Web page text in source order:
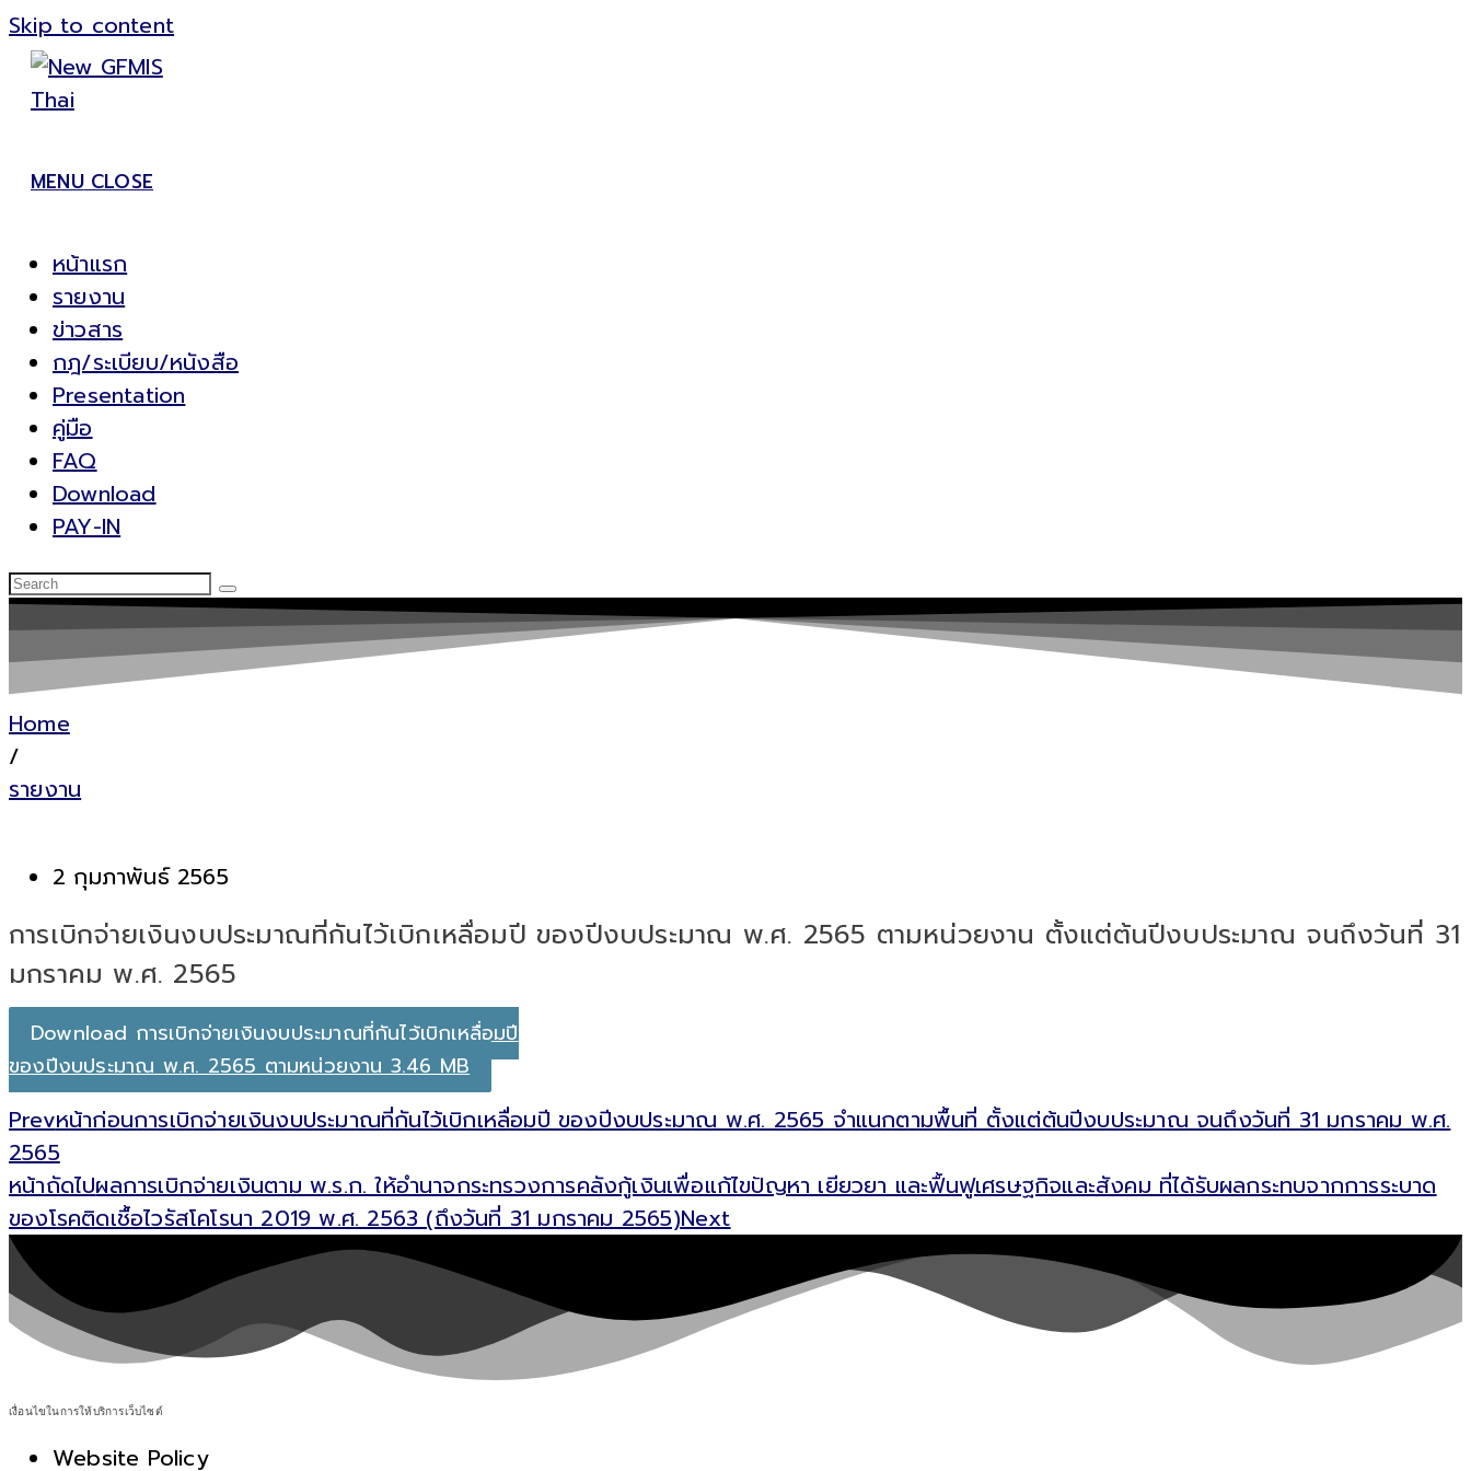
Skip to content
MENU CLOSE
หน้าแรก
รายงาน
ข่าวสาร
กฎ/ระเบียบ/หนังสือ
Presentation
คู่มือ
FAQ
Download
PAY-IN
Home
/
รายงาน
2 กุมภาพันธ์ 2565
การเบิกจ่ายเงินงบประมาณที่กันไว้เบิกเหลื่อมปี ของปีงบประมาณ พ.ศ. 2565 ตามหน่วยงาน ตั้งแต่ต้นปีงบประมาณ จนถึงวันที่ 31
มกราคม พ.ศ. 2565
Download การเบิกจ่ายเงินงบประมาณที่กันไว้เบิกเหลื่อมปี
ของปีงบประมาณ พ.ศ. 2565 ตามหน่วยงาน 3.46 MB
Prevหน้าก่อนการเบิกจ่ายเงินงบประมาณที่กันไว้เบิกเหลื่อมปี ของปีงบประมาณ พ.ศ. 2565 จำแนกตามพื้นที่ ตั้งแต่ต้นปีงบประมาณ จนถึงวันที่ 31 มกราคม พ.ศ.
2565
หน้าถัดไปผลการเบิกจ่ายเงินตาม พ.ร.ก. ให้อำนาจกระทรวงการคลังกู้เงินเพื่อแก้ไขปัญหา เยียวยา และฟื้นฟูเศรษฐกิจและสังคม ที่ได้รับผลกระทบจากการระบาด
ของโรคติดเชื้อไวรัสโคโรนา 2019 พ.ศ. 2563 (ถึงวันที่ 31 มกราคม 2565)Next
เงื่อนไขในการให้บริการเว็บไซต์
Website Policy